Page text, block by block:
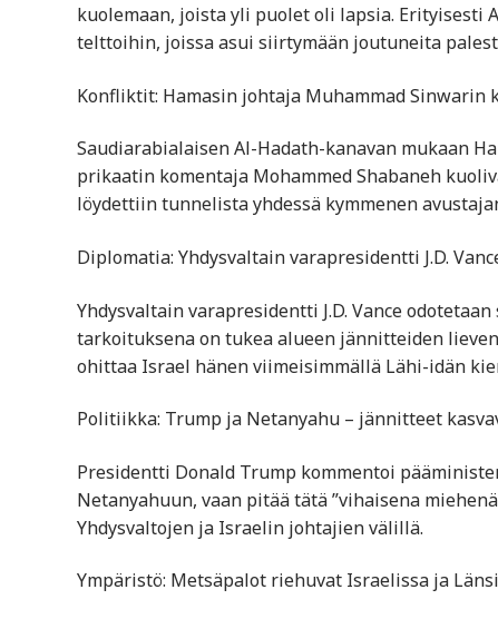
kuolemaan, joista yli puolet oli lapsia. Erityisesti
telttoihin, joissa asui siirtymään joutuneita
Konfliktit: Hamasin johtaja Muhammad Sinwarin
Saudiarabialaisen Al-Hadath-kanavan mukaan
prikaatin komentaja Mohammed Shabaneh
löydettiin tunnelista yhdessä kymmenen
Diplomatia: Yhdysvaltain varapresidentti J.D.
Yhdysvaltain varapresidentti J.D. Vance
tarkoituksena on tukea alueen jännitteiden
ohittaa Israel hänen viimeisimmällä Lähi-idän
Politiikka: Trump ja Netanyahu – jännitteet
Presidentti Donald Trump kommentoi
Netanyahuun, vaan pitää tätä ”vihaisena
Yhdysvaltojen ja Israelin johtajien välillä.
Ympäristö: Metsäpalot riehuvat Israelissa ja